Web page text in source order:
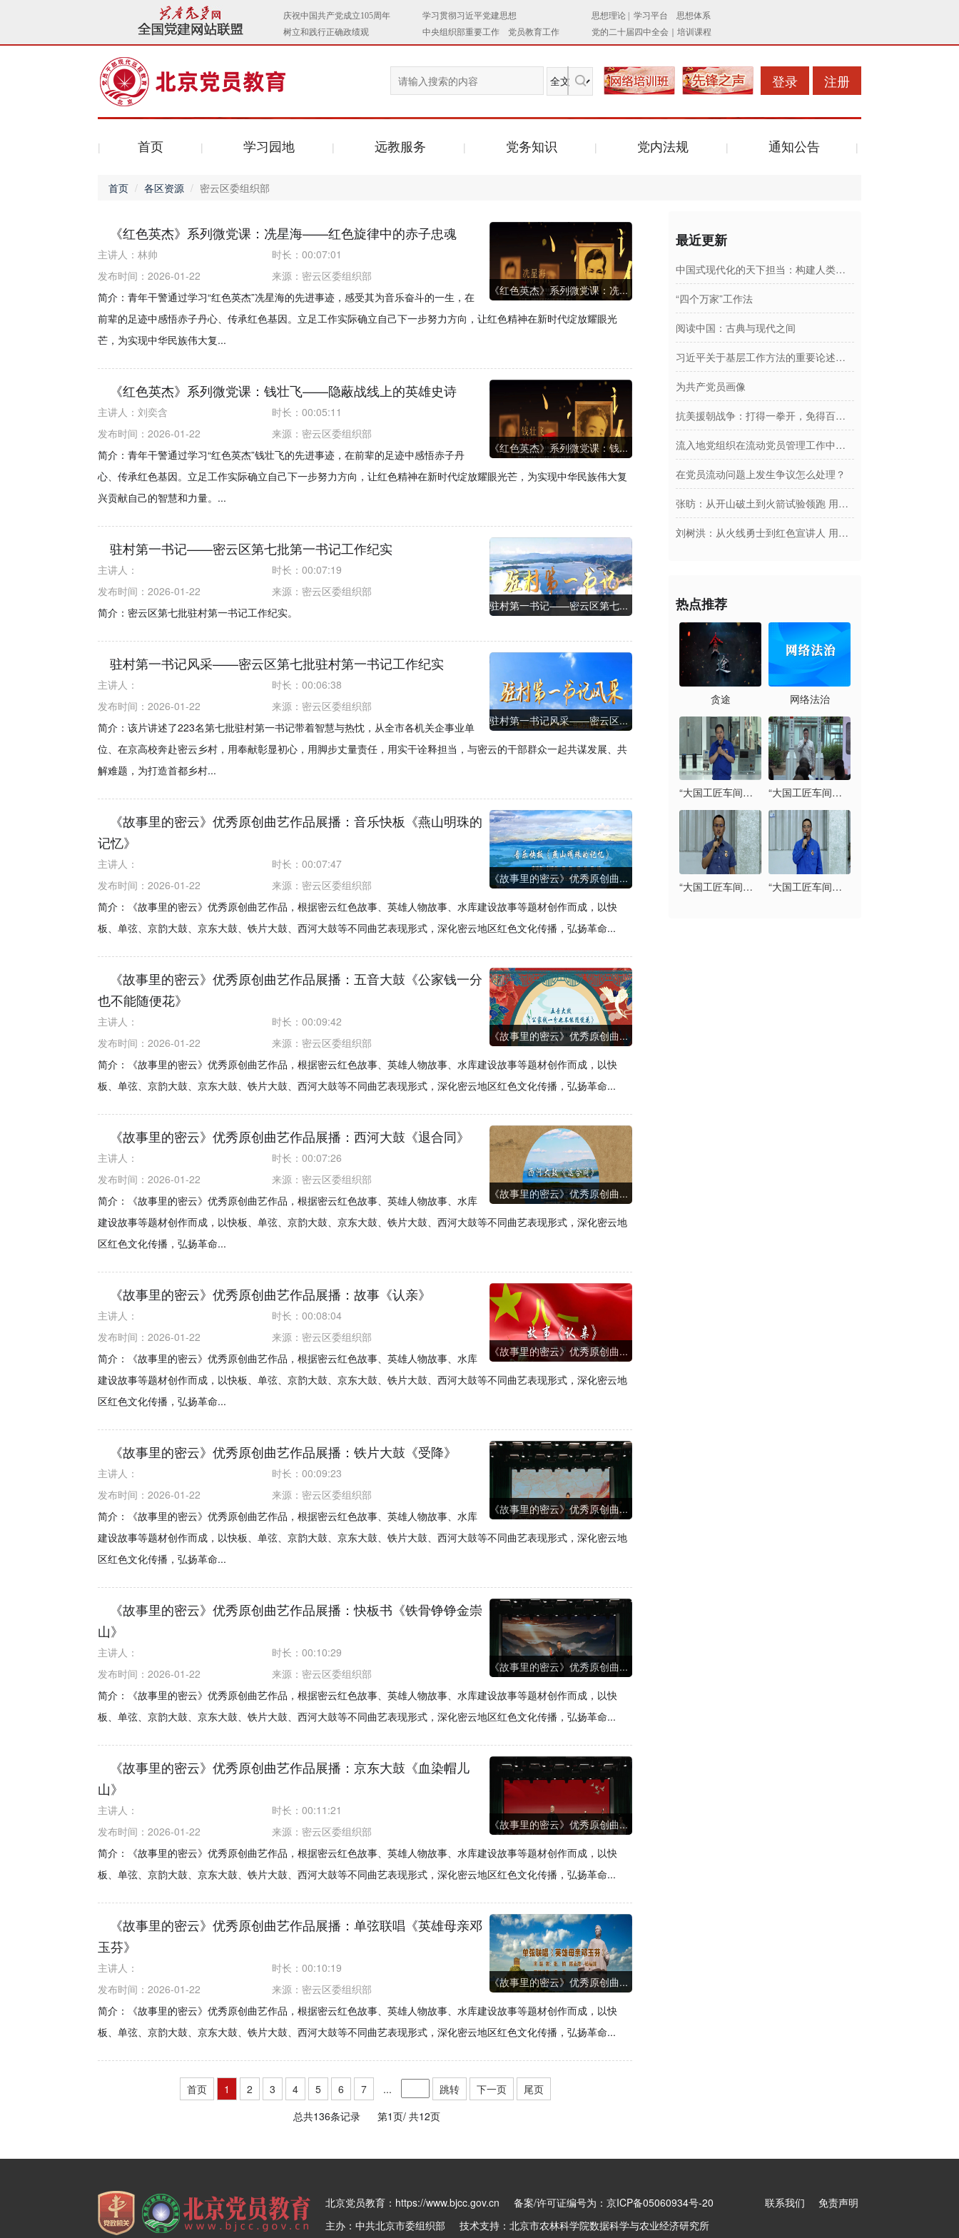
登录 注册
首页 学习园地 远教服务 党务知识 党内法规 通知公告
首页 各区资源 密云区委组织部
《红色英杰》系列微党课：冼...
《红色英杰》系列微党课：冼星海——红色旋律中的赤子忠魂
主讲人： 林帅 时长： 00:07:01
发布时间：2026-01-22
来源： 密云区委组织部
简介：青年干警通过学习“红色英杰”冼星海的先进事迹，感受其为音乐奋斗的一生，在
前辈的足迹中感悟赤子丹心、传承红色基因。立足工作实际确立自己下一步努力方向，让红色精神在新时代绽放耀眼光
芒，为实现中华民族伟大复...
《红色英杰》系列微党课：钱...
《红色英杰》系列微党课：钱壮飞——隐蔽战线上的英雄史诗
主讲人： 刘奕含 时长： 00:05:11
发布时间：2026-01-22
来源： 密云区委组织部
简介：青年干警通过学习“红色英杰”钱壮飞的先进事迹，在前辈的足迹中感悟赤子丹
心、传承红色基因。立足工作实际确立自己下一步努力方向，让红色精神在新时代绽放耀眼光芒，为实现中华民族伟大复
兴贡献自己的智慧和力量。...
驻村第一书记——密云区第七...
驻村第一书记——密云区第七批第一书记工作纪实
主讲人： 时长： 00:07:19
发布时间：2026-01-22
来源： 密云区委组织部
简介：密云区第七批驻村第一书记工作纪实。
驻村第一书记风采——密云区...
驻村第一书记风采——密云区第七批驻村第一书记工作纪实
主讲人： 时长： 00:06:38
发布时间：2026-01-22
来源： 密云区委组织部
简介：该片讲述了223名第七批驻村第一书记带着智慧与热忱，从全市各机关企事业单
位、在京高校奔赴密云乡村，用奉献彰显初心，用脚步丈量责任，用实干诠释担当，与密云的干部群众一起共谋发展、共
解难题，为打造首都乡村...
《故事里的密云》优秀原创曲...
《故事里的密云》优秀原创曲艺作品展播：音乐快板《燕山明珠的
记忆》
主讲人： 时长： 00:07:47
发布时间：2026-01-22
来源： 密云区委组织部
简介：《故事里的密云》优秀原创曲艺作品，根据密云红色故事、英雄人物故事、水库建设故事等题材创作而成，以快
板、单弦、京韵大鼓、京东大鼓、铁片大鼓、西河大鼓等不同曲艺表现形式，深化密云地区红色文化传播，弘扬革命...
《故事里的密云》优秀原创曲...
《故事里的密云》优秀原创曲艺作品展播：五音大鼓《公家钱一分
也不能随便花》
主讲人： 时长： 00:09:42
发布时间：2026-01-22
来源： 密云区委组织部
简介：《故事里的密云》优秀原创曲艺作品，根据密云红色故事、英雄人物故事、水库建设故事等题材创作而成，以快
板、单弦、京韵大鼓、京东大鼓、铁片大鼓、西河大鼓等不同曲艺表现形式，深化密云地区红色文化传播，弘扬革命...
《故事里的密云》优秀原创曲...
《故事里的密云》优秀原创曲艺作品展播：西河大鼓《退合同》
主讲人： 时长： 00:07:26
发布时间：2026-01-22
来源： 密云区委组织部
简介：《故事里的密云》优秀原创曲艺作品，根据密云红色故事、英雄人物故事、水库
建设故事等题材创作而成，以快板、单弦、京韵大鼓、京东大鼓、铁片大鼓、西河大鼓等不同曲艺表现形式，深化密云地
区红色文化传播，弘扬革命...
《故事里的密云》优秀原创曲...
《故事里的密云》优秀原创曲艺作品展播：故事《认亲》
主讲人： 时长： 00:08:04
发布时间：2026-01-22
来源： 密云区委组织部
简介：《故事里的密云》优秀原创曲艺作品，根据密云红色故事、英雄人物故事、水库
建设故事等题材创作而成，以快板、单弦、京韵大鼓、京东大鼓、铁片大鼓、西河大鼓等不同曲艺表现形式，深化密云地
区红色文化传播，弘扬革命...
《故事里的密云》优秀原创曲...
《故事里的密云》优秀原创曲艺作品展播：铁片大鼓《受降》
主讲人： 时长： 00:09:23
发布时间：2026-01-22
来源： 密云区委组织部
简介：《故事里的密云》优秀原创曲艺作品，根据密云红色故事、英雄人物故事、水库
建设故事等题材创作而成，以快板、单弦、京韵大鼓、京东大鼓、铁片大鼓、西河大鼓等不同曲艺表现形式，深化密云地
区红色文化传播，弘扬革命...
《故事里的密云》优秀原创曲...
《故事里的密云》优秀原创曲艺作品展播：快板书《铁骨铮铮金崇
山》
主讲人： 时长： 00:10:29
发布时间：2026-01-22
来源： 密云区委组织部
简介：《故事里的密云》优秀原创曲艺作品，根据密云红色故事、英雄人物故事、水库建设故事等题材创作而成，以快
板、单弦、京韵大鼓、京东大鼓、铁片大鼓、西河大鼓等不同曲艺表现形式，深化密云地区红色文化传播，弘扬革命...
《故事里的密云》优秀原创曲...
《故事里的密云》优秀原创曲艺作品展播：京东大鼓《血染帽儿
山》
主讲人： 时长： 00:11:21
发布时间：2026-01-22
来源： 密云区委组织部
简介：《故事里的密云》优秀原创曲艺作品，根据密云红色故事、英雄人物故事、水库建设故事等题材创作而成，以快
板、单弦、京韵大鼓、京东大鼓、铁片大鼓、西河大鼓等不同曲艺表现形式，深化密云地区红色文化传播，弘扬革命...
《故事里的密云》优秀原创曲...
《故事里的密云》优秀原创曲艺作品展播：单弦联唱《英雄母亲邓
玉芬》
主讲人： 时长： 00:10:19
发布时间：2026-01-22
来源： 密云区委组织部
简介：《故事里的密云》优秀原创曲艺作品，根据密云红色故事、英雄人物故事、水库建设故事等题材创作而成，以快
板、单弦、京韵大鼓、京东大鼓、铁片大鼓、西河大鼓等不同曲艺表现形式，深化密云地区红色文化传播，弘扬革命...
首页 1 2 3 4 5 6 7 ... 跳转 下一页
尾页
总共136条记录 第1页/ 共12页
最近更新
中国式现代化的天下担当：构建人类命运共同体
“四个万家”工作法
阅读中国：古典与现代之间
习近平关于基层工作方法的重要论述学习读本
为共产党员画像
抗美援朝战争：打得一拳开，免得百拳来
流入地党组织在流动党员管理工作中的主要责任有哪些？
在党员流动问题上发生争议怎么处理？
张昉：从开山破土到火箭试验领跑 用青春托举商业航天梦
刘树洪：从火线勇士到红色宣讲人 用四十载光阴坚守赤诚初心践行使命担当
热点推荐
贪途 网络法治
“大国工匠车间开讲”系列宣讲：马小光（中国兵器工业集团有限公司北京北方车辆集团有限公司） “大国工匠车间开讲”系列宣讲：王萌（北京京能热力发展有限公司通州分公司）
“大国工匠车间开讲”系列宣讲：邢林贺（中国航天空气动力研究院） “大国工匠车间开讲”系列宣讲：荣彦明（首钢京唐钢铁联合有限责任公司）
北京党员教育：https://www.bjcc.gov.cn 备案/许可证编号为：京ICP备05060934号-20
主办：中共北京市委组织部 技术支持：北京市农林科学院数据科学与农业经济研究所
联系我们 免责声明